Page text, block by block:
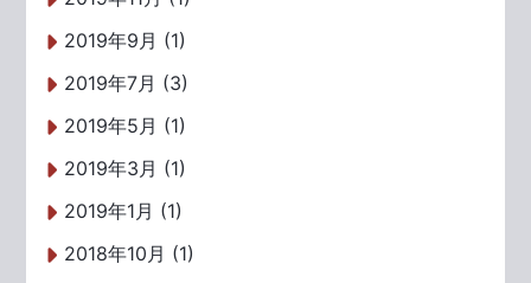
2019年9月 (1)
2019年7月 (3)
2019年5月 (1)
2019年3月 (1)
2019年1月 (1)
2018年10月 (1)